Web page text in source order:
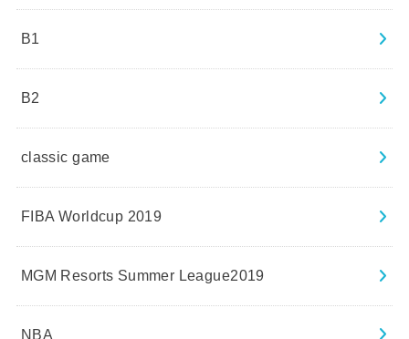
B1
B2
classic game
FIBA Worldcup 2019
MGM Resorts Summer League2019
NBA